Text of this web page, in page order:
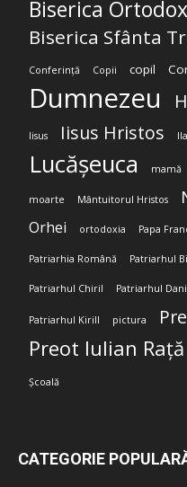
Biserica
Biserica Sfânta
Conferință Copii copil
Dumnezeu
Iisus Iisus Hristos
Lucășeuca mamă
moarte Mântuitorul Hristos
Orhei ortodoxia Papa
Patriarhia Română Patriarhul
Patriarhul Chiril Patriarhul
Patriarhul Kirill pictura
Preot Iulian Rață
Școală
CATEGORIE